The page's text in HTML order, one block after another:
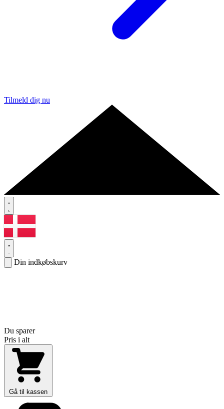
Tilmeld dig nu
Din indkøbskurv
Du sparer
Pris i alt
Gå til kassen